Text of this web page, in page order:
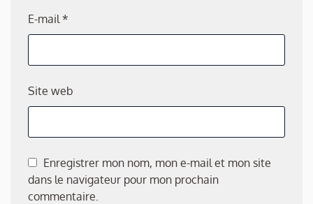
E-mail *
Site web
Enregistrer mon nom, mon e-mail et mon site
dans le navigateur pour mon prochain
commentaire.